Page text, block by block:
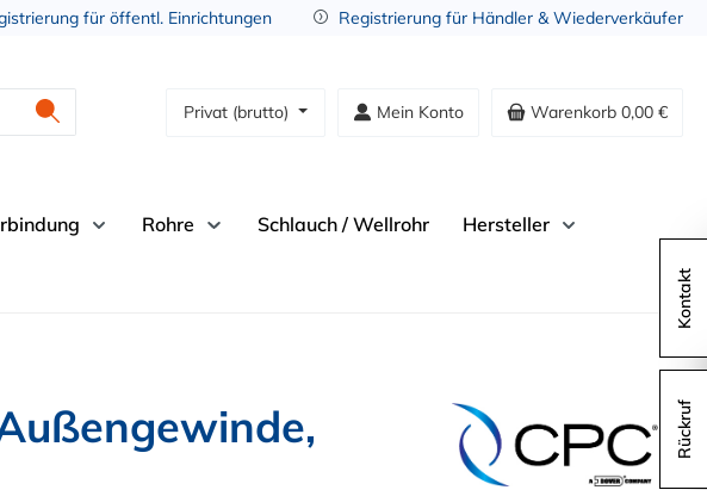
für öffentl. Einrichtungen Registrierung für Händler & Wiederverkäufer
Privat (brutto) Mein Konto Warenkorb 0,00 €
Rohre Schlauch / Wellrohr Hersteller
Kontakt
Rückruf